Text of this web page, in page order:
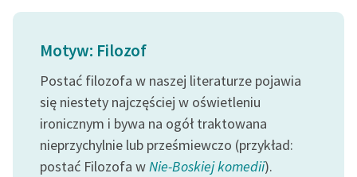
Motyw: Filozof
Postać filozofa w naszej literaturze pojawia
się niestety najczęściej w oświetleniu
ironicznym i bywa na ogół traktowana
nieprzychylnie lub prześmiewczo (przykład:
postać Filozofa wNie-Boskiej komedii).